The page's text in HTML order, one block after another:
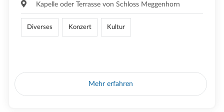
Kapelle oder Terrasse von Schloss Meggenhorn
Diverses Konzert Kultur
Mehr erfahren